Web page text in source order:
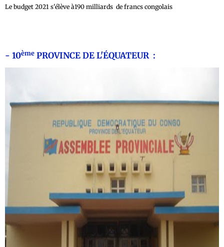
Le budget 2021 s'élève à190 milliards de francs congolais
- 10ème PROVINCE DE L'ÉQUATEUR :